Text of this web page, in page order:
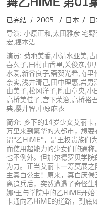
已完结 / 2005 / 日本 /
导演: 小原正和,太田雅彦,宅
宏,福本洁
演员: 菊地美香,小清水亚美,
喜久子,田村由香里,关俊彦,
水爱,新谷良子,斋贺光希,南
奈实,浅井清己,田中理惠,岩
由美子,松冈洋子,陶山章央,
高桥美佳子,宫下荣治,高桥裕
典,樱井智,中原麻衣
简介: 乡下的14岁少女艾丽卡
万里来到繁华的大都市，想
谓“乙HiME“，是王权贵族们
而使用超能力的少女们的通
也不例外。但加尔德罗贝学
为力。正当艾丽卡一筹莫展
主真白公主！原来，真白厌
离追兵后，突然遭遇了奇怪
娜•王与学院中的乙HiME开
卡通向乙HiME的道路，到底